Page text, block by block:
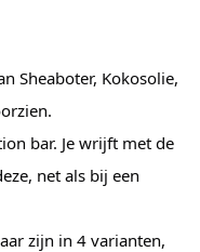
Sheaboter, Kokosolie,
bar. Je wrijft met de
net als bij een
zijn in 4 varianten,